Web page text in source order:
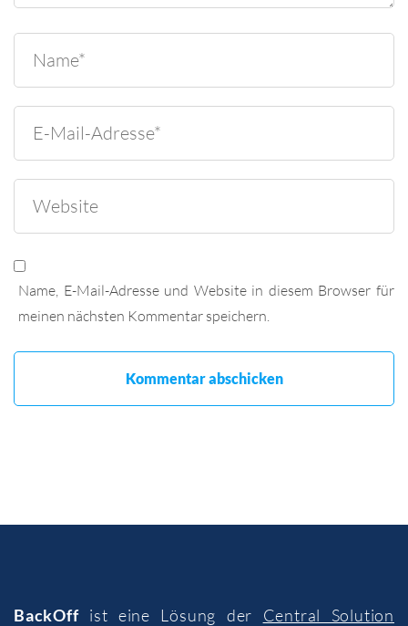
Name, E-Mail-Adresse und Website in diesem Browser für
meinen nächsten Kommentar speichern.
BackOffist eine Lösung der Central Solution